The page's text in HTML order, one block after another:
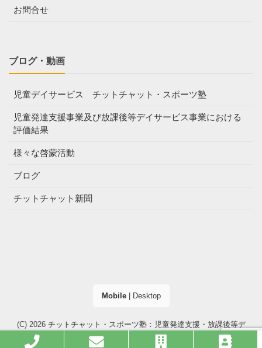
お問合せ
ブログ・動画
児童デイサービス チットチャット・スポーツ塾
児童発達支援事業及び放課後等デイサービス事業における
評価結果
様々な啓蒙活動
ブログ
チットチャット新聞
Mobile| Desktop
(C) 2026 チットチャット・スポーツ塾：児童発達支援・放課後等デ
イサービス（大阪市・高槻市）
. All right reserved.